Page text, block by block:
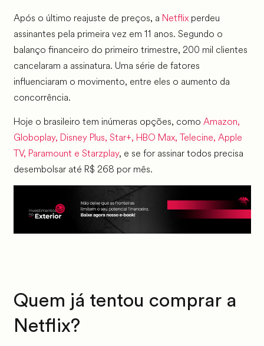
Após o último reajuste de preços, a Netflixperdeu
assinantes pela primeira vez em 11 anos. Segundo o
balanço financeiro do primeiro trimestre, 200 mil clientes
cancelaram a assinatura. Uma série de fatores
influenciaram o movimento, entre eles o aumento da
concorrência.
Hoje o brasileiro tem inúmeras opções, como Amazon,
Globoplay, Disney Plus, Star+, HBO Max, Telecine, Apple
TV, Paramount e Starzplay, e se for assinar todos precisa
desembolsar até R$ 268 por mês.
Quem já tentou comprar a
Netflix?